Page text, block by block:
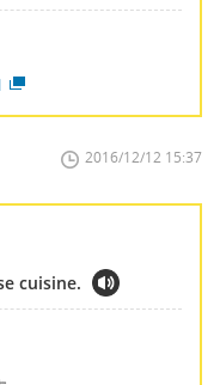
2016/12/12 15:37
cuisine.